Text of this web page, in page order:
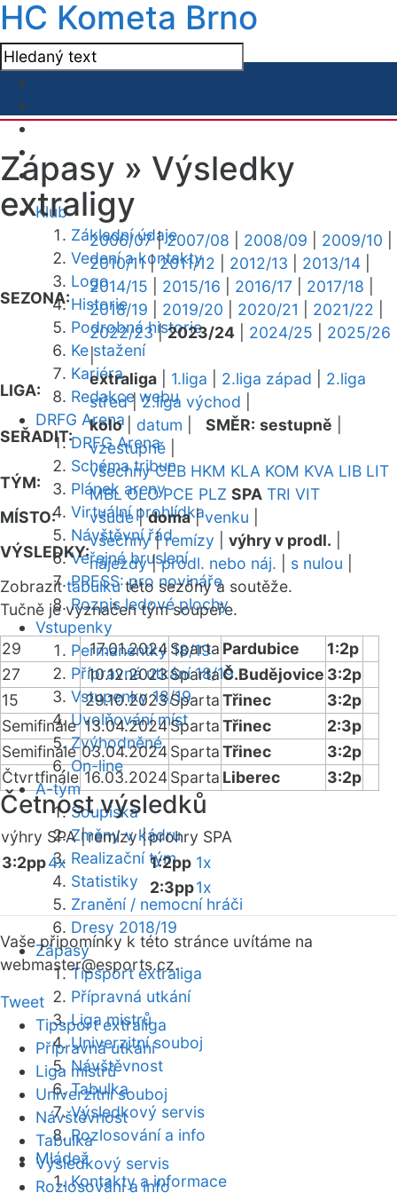
HC Kometa Brno
Klub
Základní údaje
Vedení a kontakty
Logo
Historie
Podrobná historie
Ke stažení
Kariéra
Redakce webu
DRFG Arena
DRFG Arena
Schéma tribun
Plánek areny
Virtuální prohlídka
Návštěvní řád
Veřejné bruslení
PRESS: pro novináře
Rozpis ledové plochy
Vstupenky
Permanentky 18/19
Přípravná utkání 18/19
Vstupenky 18/19
Uvolňování míst
Zvýhodněné
On-line
A-tým
Soupiska
Změny v kádru
Realizační tým
Statistiky
Zranění / nemocní hráči
Dresy 2018/19
Zápasy
Tipsport extraliga
Přípravná utkání
Liga mistrů
Univerzitní souboj
Návštěvnost
Tabulka
Výsledkový servis
Rozlosování a info
Mládež
Kontakty a informace
Zápasy » Výsledky
extraligy
SEZONA:
2006/07|2007/08 2008/09 2009/10
2010/11|2011/12 2012/13 2013/14
2014/15
2015/16 2016/17 2017/18
2018/19
2019/20 2020/21 2021/22
2022/23|2023/24 2024/25
2025/26
|
LIGA:
extraliga 1.liga 2.liga západ
2.liga
střed|2.liga východ
SEŘADIT:
kolo| datum SMĚR: sestupně
vzestupně
TÝM:
všechny CEB HKM KLA KOM KVA LIB LIT
MBL OLO PCE PLZ SPA TRI VIT
MÍSTO:
všude|doma|venku
VÝSLEDKY:
všechny|remízy výhry v prodl.
nájezdy|prodl. nebo náj. s nulou
Zobrazittabulkutéto sezóny a soutěže.
Tučně je vyznačen tým soupeře.
29 17.01.2024Sparta Pardubice
1:2p
27
10.12.2023SpartaČ.Budějovice 3:2p
15
29.10.2023SpartaTřinec
3:2p
Semifinále 13.04.2024SpartaTřinec
2:3p
Semifinále 03.04.2024SpartaTřinec
3:2p
Čtvrtfinále 16.03.2024Sparta Liberec 3:2p
Četnost výsledků
výhry SPA |remízy |prohry SPA
3:2pp4x 1:2pp 1x
2:3pp1x
Vaše připomínky k této stránce uvítáme na
webmaster@esports.cz.
Tweet
Tipsport extraliga
Přípravná utkání
Liga mistrů
Univerzitní souboj
Návštěvnost
Tabulka
Výsledkový servis
Rozlosování a info